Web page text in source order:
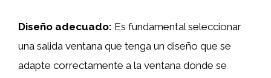
Diseño adecuado: Es fundamental seleccionar
una salida ventana que tenga un diseño que se
adapte correctamente a la ventana donde se